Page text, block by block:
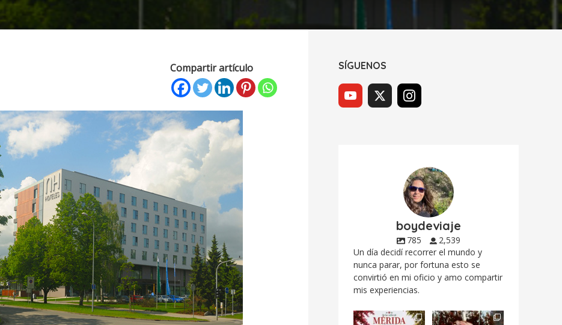
Compartir artículo SÍGUENOS
boydeviaje
785
2,539
Un día decidí recorrer el mundo y
nunca parar, por fortuna esto se
convirtió en mi oficio y amo compartir
mis experiencias.
Siempre me mueven Fuimos a celebrar a